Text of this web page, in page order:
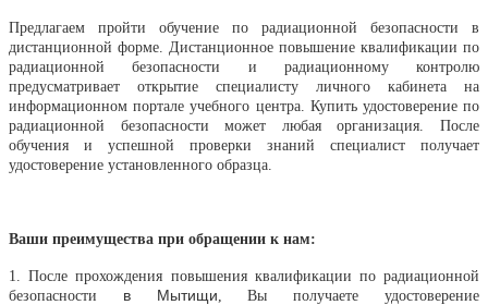
Предлагаем пройти обучение по радиационной безопасности в
дистанционной форме. Дистанционное повышение квалификации по
радиационной безопасности и радиационному контролю
предусматривает открытие специалисту личного кабинета на
информационном портале учебного центра. Купить удостоверение по
радиационной безопасности может любая организация. После
обучения и успешной проверки знаний специалист получает
удостоверение установленного образца.
Ваши преимущества при обращении к нам:
1. После прохождения повышения квалификации по радиационной
безопасности в Мытищи , Вы получаете удостоверение